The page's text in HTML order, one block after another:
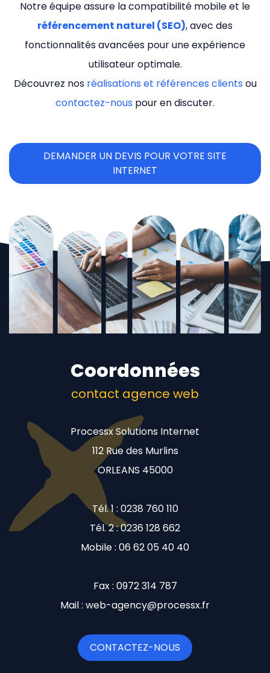
Notre équipe assure la compatibilité mobile et le
référencement naturel (SEO), avec des
fonctionnalités avancées pour une expérience
utilisateur optimale.
Découvrez nos réalisations et références clients ou
contactez-nous pour en discuter.
DEMANDER UN DEVIS POUR VOTRE SITE
INTERNET
Coordonnées
contact agence web
Processx Solutions Internet
112 Rue des Murlins
ORLEANS 45000
Tél. 1 : 0238 760 110
Tél. 2 : 0236 128 662
Mobile : 06 62 05 40 40
Fax : 0972 314 787
Mail : web-agency@processx.fr
CONTACTEZ-NOUS